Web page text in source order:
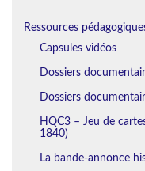
Ressources
Capsules vidéos
Dossiers
Dossiers
HQC3 – Jeu de
1840)
La bande-annonce